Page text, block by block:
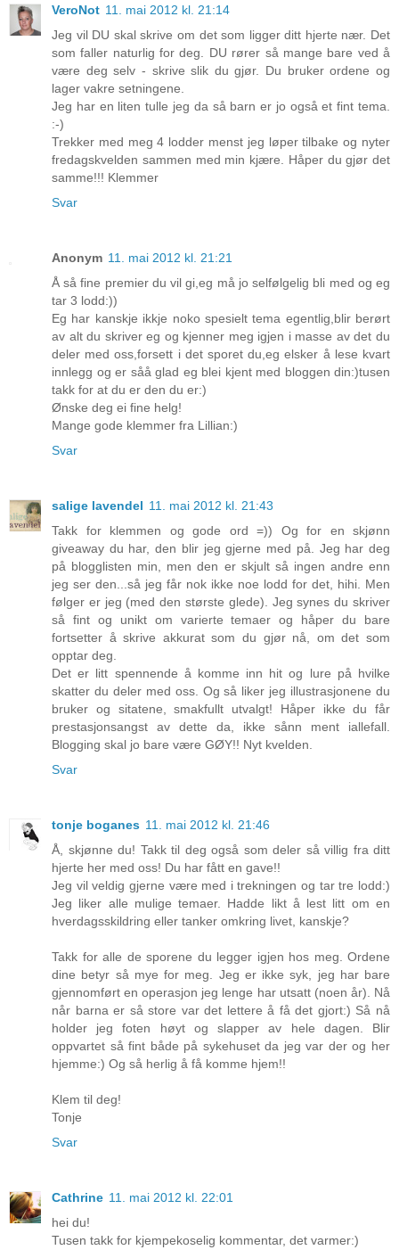
VeroNot 11. mai 2012 kl. 21:14
Jeg vil DU skal skrive om det som ligger ditt hjerte nær. Det
som faller naturlig for deg. DU rører så mange bare ved å
være deg selv - skrive slik du gjør. Du bruker ordene og
lager vakre setningene.
Jeg har en liten tulle jeg da så barn er jo også et fint tema.
:-)
Trekker med meg 4 lodder menst jeg løper tilbake og nyter
fredagskvelden sammen med min kjære. Håper du gjør det
samme!!! Klemmer
Svar
Anonym 11. mai 2012 kl. 21:21
Å så fine premier du vil gi,eg må jo selfølgelig bli med og eg
tar 3 lodd:))
Eg har kanskje ikkje noko spesielt tema egentlig,blir berørt
av alt du skriver eg og kjenner meg igjen i masse av det du
deler med oss,forsett i det sporet du,eg elsker å lese kvart
innlegg og er såå glad eg blei kjent med bloggen din:)tusen
takk for at du er den du er:)
Ønske deg ei fine helg!
Mange gode klemmer fra Lillian:)
Svar
salige lavendel 11. mai 2012 kl. 21:43
Takk for klemmen og gode ord =)) Og for en skjønn
giveaway du har, den blir jeg gjerne med på. Jeg har deg
på blogglisten min, men den er skjult så ingen andre enn
jeg ser den...så jeg får nok ikke noe lodd for det, hihi. Men
følger er jeg (med den største glede). Jeg synes du skriver
så fint og unikt om varierte temaer og håper du bare
fortsetter å skrive akkurat som du gjør nå, om det som
opptar deg.
Det er litt spennende å komme inn hit og lure på hvilke
skatter du deler med oss. Og så liker jeg illustrasjonene du
bruker og sitatene, smakfullt utvalgt! Håper ikke du får
prestasjonsangst av dette da, ikke sånn ment iallefall.
Blogging skal jo bare være GØY!! Nyt kvelden.
Svar
tonje boganes 11. mai 2012 kl. 21:46
Å, skjønne du! Takk til deg også som deler så villig fra ditt
hjerte her med oss! Du har fått en gave!!
Jeg vil veldig gjerne være med i trekningen og tar tre lodd:)
Jeg liker alle mulige temaer. Hadde likt å lest litt om en
hverdagsskildring eller tanker omkring livet, kanskje?
Takk for alle de sporene du legger igjen hos meg. Ordene
dine betyr så mye for meg. Jeg er ikke syk, jeg har bare
gjennomført en operasjon jeg lenge har utsatt (noen år). Nå
når barna er så store var det lettere å få det gjort:) Så nå
holder jeg foten høyt og slapper av hele dagen. Blir
oppvartet så fint både på sykehuset da jeg var der og her
hjemme:) Og så herlig å få komme hjem!!
Klem til deg!
Tonje
Svar
Cathrine 11. mai 2012 kl. 22:01
hei du!
Tusen takk for kjempekoselig kommentar, det varmer:)